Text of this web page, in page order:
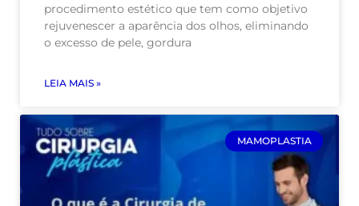
procedimento estético que tem como objetivo
rejuvenescer a aparência dos olhos, eliminando
o excesso de pele, gordura
LEIA MAIS »
MAMOPLASTIA